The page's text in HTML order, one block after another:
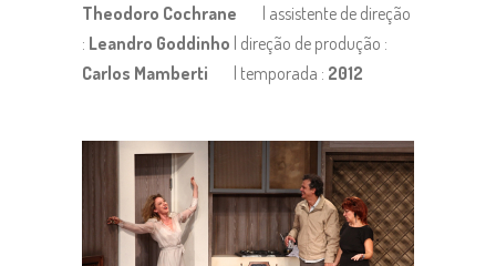
Theodoro Cochrane
| assistente de direção
: Leandro Goddinho | direção de produção :
Carlos Mamberti
| temporada : 2012